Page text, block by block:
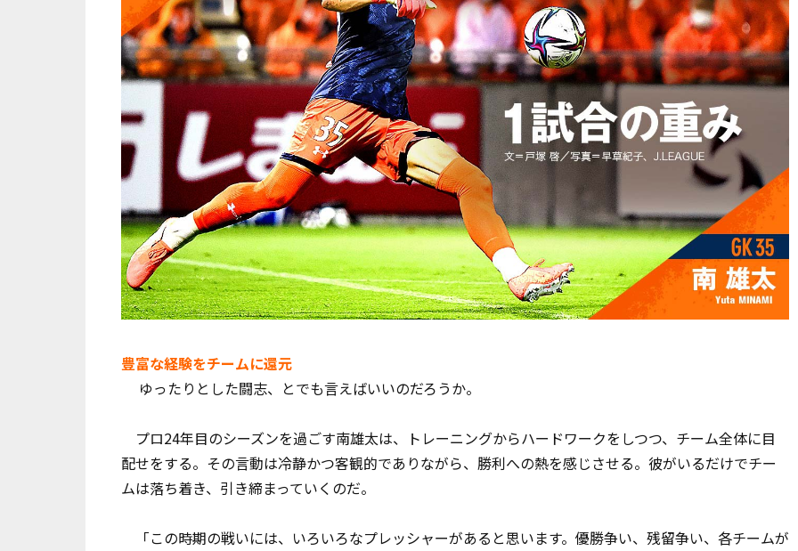
豊富な経験をチームに還元
ゆったりとした闘志、とでも言えばいいのだろうか。
プロ24年目のシーズンを過ごす南雄太は、トレーニングからハードワークをしつつ、チーム全体に目
配せをする。その言動は冷静かつ客観的でありながら、勝利への熱を感じさせる。彼がいるだけでチー
ムは落ち着き、引き締まっていくのだ。
「この時期の戦いには、いろいろなプレッシャーがあると思います。優勝争い、残留争い、各チームが